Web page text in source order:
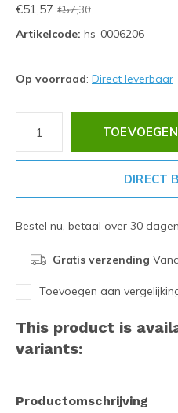
€51,57 €57,30
Artikelcode: hs-0006206
Op voorraad: Direct leverbaar
DIRECT
Bestel nu, betaal over 30
Gratis verzending
Toevoegen aan
This product is
variants:
Productomschrijving